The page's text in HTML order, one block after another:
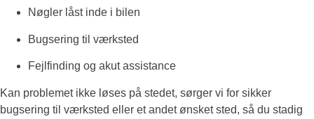
Nøgler låst inde i bilen
Bugsering til værksted
Fejlfinding og akut assistance
Kan problemet ikke løses på stedet, sørger vi for sikker
bugsering til værksted eller et andet ønsket sted, så du stadig